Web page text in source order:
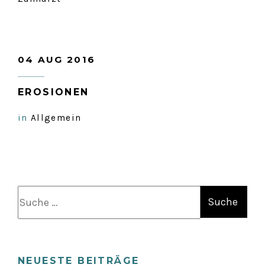
04 AUG 2016
EROSIONEN
in Allgemein
NEUESTE BEITRÄGE